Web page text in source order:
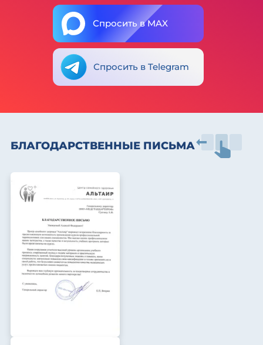
Спросить в MAX
Спросить в Telegram
БЛАГОДАРСТВЕННЫЕ ПИСЬМА